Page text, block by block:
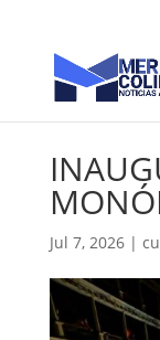
Jul 7, 2026|